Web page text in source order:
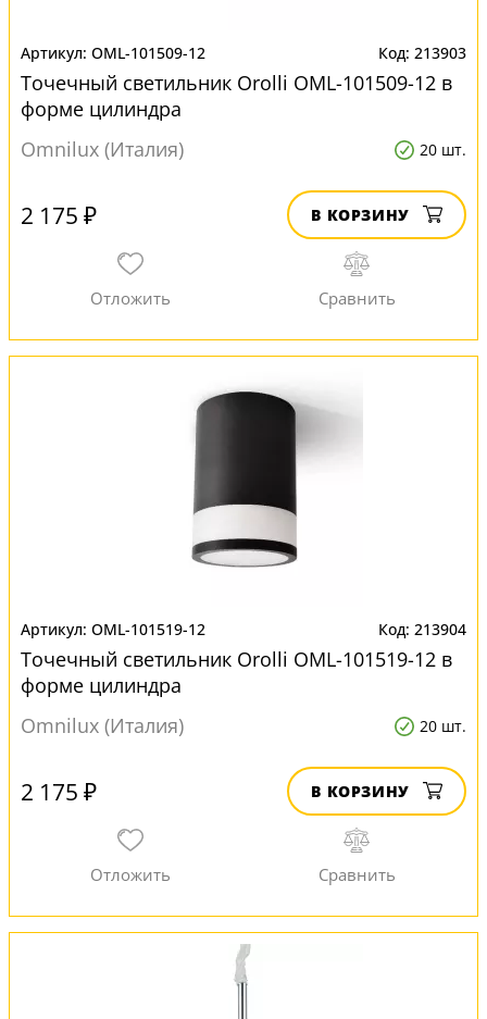
OML-101509-12 213903
Точечный светильник Orolli OML-101509-12 в
форме цилиндра
Omnilux (Италия)
20 шт.
2 175 ₽ В КОРЗИНУ
OML-101519-12 213904
Точечный светильник Orolli OML-101519-12 в
форме цилиндра
Omnilux (Италия)
20 шт.
2 175 ₽ В КОРЗИНУ